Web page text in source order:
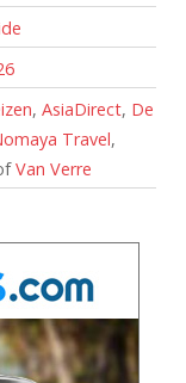
, AsiaDirect, De
Travel,
Van Verre